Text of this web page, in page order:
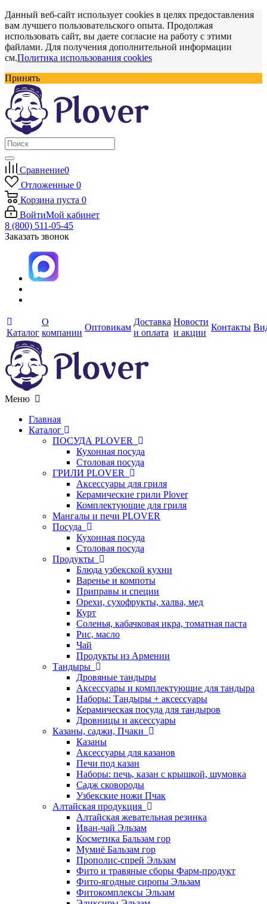
Данный веб-сайт использует cookies в целях предоставления
вам лучшего пользовательского опыта. Продолжая
использовать сайт, вы даете согласие на работу с этими
файлами. Для получения дополнительной информации
см.Политика использования cookies
Принять
Сравнение0
Отложенные 0
Корзина пуста 0
ВойтиМой кабинет
8 (800) 511-05-45
Заказать звонок
Каталог
О
компании
Оптовикам
Доставка
и оплата
Новости
и акции
Контакты
Меню
Главная
Каталог
ПОСУДА PLOVER
Кухонная посуда
Столовая посуда
ГРИЛИ PLOVER
Аксессуары для гриля
Керамические грили Plover
Комплектующие для гриля
Мангалы и печи PLOVER
Посуда
Кухонная посуда
Столовая посуда
Продукты
Блюда узбекской кухни
Варенье и компоты
Приправы и специи
Орехи, сухофрукты, халва, мед
Курт
Соленья, кабачковая икра, томатная паста
Рис, масло
Чай
Продукты из Армении
Тандыры
Дровяные тандыры
Аксессуары и комплектующие для тандыра
Наборы: Тандыры + аксессуары
Керамическая посуда для тандыров
Дровницы и аксессуары
Казаны, саджи, Пчаки
Казаны
Аксессуары для казанов
Печи под казан
Наборы: печь, казан с крышкой, шумовка
Садж сковороды
Узбекские ножи Пчак
Алтайская продукция
Алтайская жевательная резинка
Иван-чай Эльзам
Косметика Бальзам гор
Мумиё Бальзам гор
Прополис-спрей Эльзам
Фито и травяные сборы Фарм-продукт
Фито-ягодные сиропы Эльзам
Фитокомплексы Эльзам